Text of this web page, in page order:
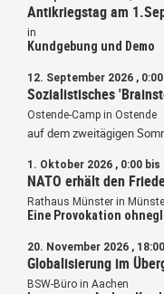
Antikriegstag am
in
Kundgebung und Demo
12. September 2026 ,
Sozialistisches
Ostende-Camp in Ostende
auf dem zweitägigen
1. Oktober 2026 , 0:00 bis
NATO erhält den
Rathaus Münster in
Eine Provokation
20. November 2026 ,
Globalisierung im
BSW-Büro in Aachen